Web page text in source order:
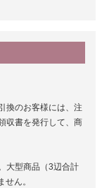
換のお客様には、注
収書を発行して、商
大型商品（3辺合計
ん。